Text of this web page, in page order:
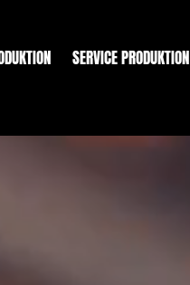
SERVICE PRODUKTION